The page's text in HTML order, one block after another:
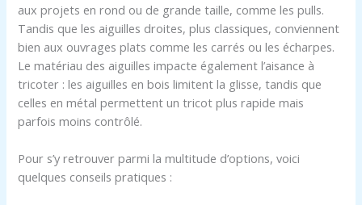
aux projets en rond ou de grande taille, comme les pulls.
Tandis que les aiguilles droites, plus classiques, conviennent
bien aux ouvrages plats comme les carrés ou les écharpes.
Le matériau des aiguilles impacte également l’aisance à
tricoter : les aiguilles en bois limitent la glisse, tandis que
celles en métal permettent un tricot plus rapide mais
parfois moins contrôlé.
Pour s’y retrouver parmi la multitude d’options, voici
quelques conseils pratiques :